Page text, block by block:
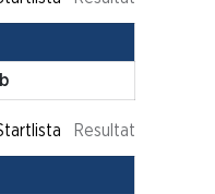
Resultat